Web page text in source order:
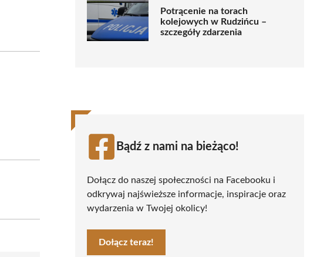
Potrącenie na torach
kolejowych w Rudzińcu –
szczegóły zdarzenia
Bądź z nami na bieżąco!
Dołącz do naszej społeczności na Facebooku i
odkrywaj najświeższe informacje, inspiracje oraz
wydarzenia w Twojej okolicy!
Dołącz teraz!